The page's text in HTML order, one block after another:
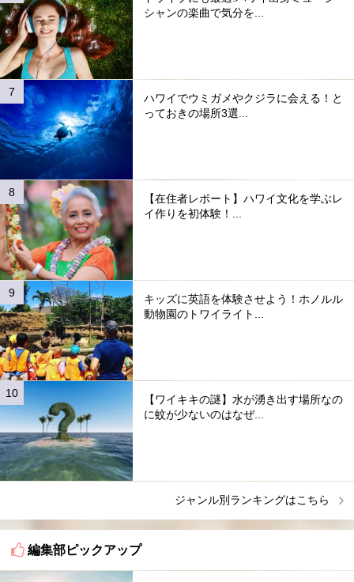
シャンの楽曲で気分を...
ハワイでウミガメやクジラに会える！と
っておきの場所3選...
【在住者レポート】ハワイ文化を学ぶレ
イ作りを初体験！...
キッズに英語を体験させよう！ホノルル
動物園のトワイライト...
【ワイキキの謎】水が湧き出す場所なの
に蚊が少ないのはなぜ...
ジャンル別ランキングはこちら
編集部ピックアップ